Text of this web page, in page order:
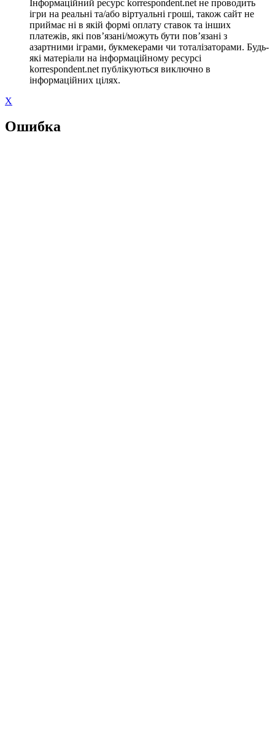
Інформаційний ресурс korrespondent.net не проводить
ігри на реальні та/або віртуальні гроші, також сайт не
приймає ні в якій формі оплату ставок та інших
платежів, які пов’язані/можуть бути пов’язані з
азартними іграми, букмекерами чи тоталізаторами. Будь-
які матеріали на інформаційному ресурсі
korrespondent.net публікуються виключно в
інформаційних цілях.
X
Ошибка